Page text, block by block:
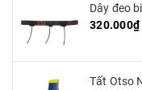
Dây đeo
320.000₫
Tất Otso